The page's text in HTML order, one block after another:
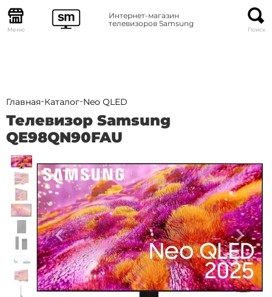
Меню
Интернет-магазин
телевизоров Samsung
Поиск
Главная-Каталог-Neo QLED
Телевизор Samsung
QE98QN90FAU